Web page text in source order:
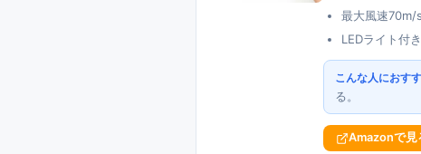
最大風速70m/
LEDライト付
こんな人におす
る。
Amazonで見